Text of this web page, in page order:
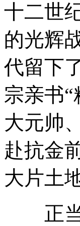
十二世
的光辉
代留下
宗亲书
大元帅
赴抗金
大片土
正当